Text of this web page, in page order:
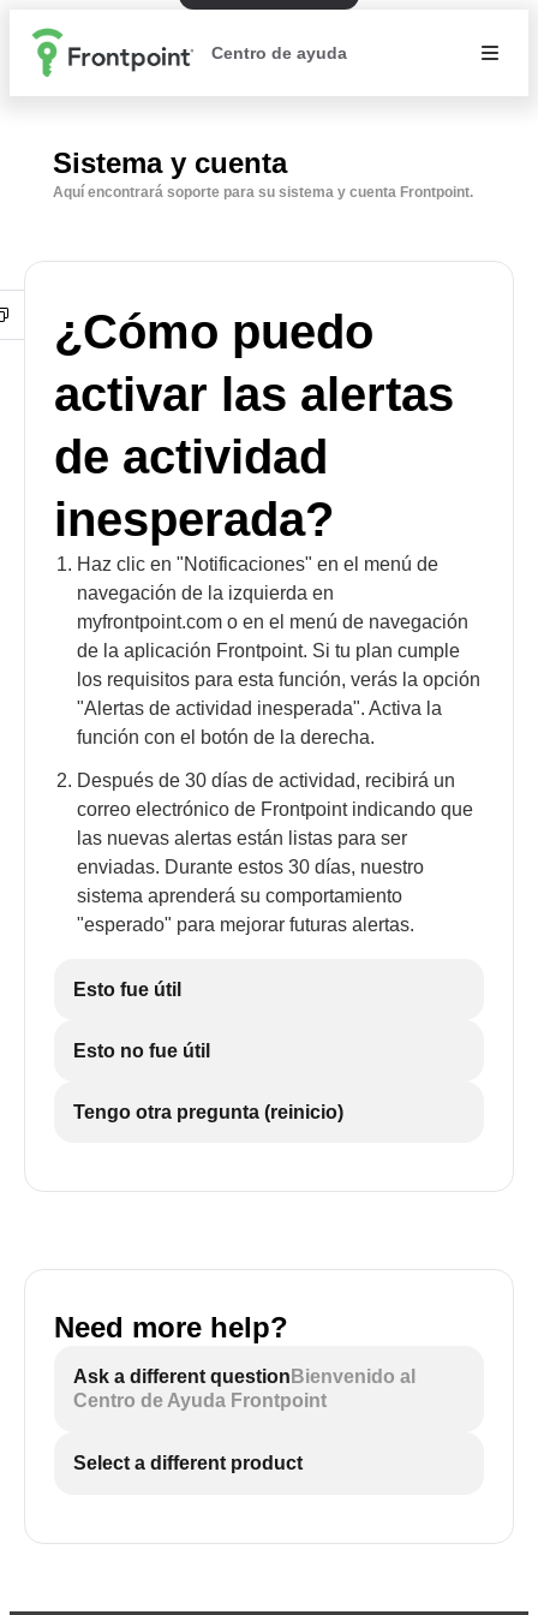
Centro de ayuda
Sistema y cuenta
Aquí encontrará soporte para su sistema y cuenta Frontpoint.
¿Cómo puedo
activar las alertas
de actividad
inesperada?
Haz clic en "Notificaciones" en el menú de
navegación de la izquierda en
myfrontpoint.com o en el menú de navegación
de la aplicación Frontpoint. Si tu plan cumple
los requisitos para esta función, verás la opción
"Alertas de actividad inesperada". Activa la
función con el botón de la derecha.
Después de 30 días de actividad, recibirá un
correo electrónico de Frontpoint indicando que
las nuevas alertas están listas para ser
enviadas. Durante estos 30 días, nuestro
sistema aprenderá su comportamiento
"esperado" para mejorar futuras alertas.
Esto fue útil
Esto no fue útil
Tengo otra pregunta (reinicio)
Need more help?
Ask a different question Bienvenido al
Centro de Ayuda Frontpoint
Select a different product